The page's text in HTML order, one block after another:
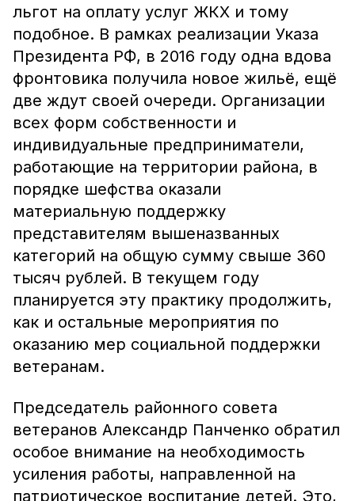
льгот на оплату услуг ЖКХ и тому
подобное. В рамках реализации Указа
Президента РФ, в 2016 году одна вдова
фронтовика получила новое жильё, ещё
две ждут своей очереди. Организации
всех форм собственности и
индивидуальные предприниматели,
работающие на территории района, в
порядке шефства оказали
материальную поддержку
представителям вышеназванных
категорий на общую сумму свыше 360
тысяч рублей. В текущем году
планируется эту практику продолжить,
как и остальные мероприятия по
оказанию мер социальной поддержки
ветеранам.
Председатель районного совета
ветеранов Александр Панченко обратил
особое внимание на необходимость
усиления работы, направленной на
патриотическое воспитание детей. Это,